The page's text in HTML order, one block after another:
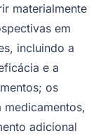
materialmente
em
incluindo a
e a
os
medicamentos,
adicional